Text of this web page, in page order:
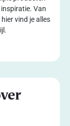
Van
vind je alles